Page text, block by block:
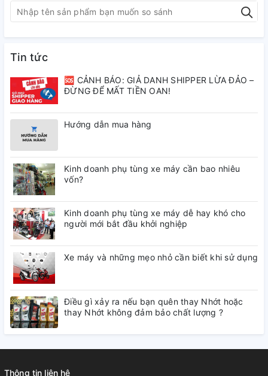
Tin tức
🆘 CẢNH BÁO: GIẢ DANH SHIPPER LỪA ĐẢO –
ĐỪNG ĐỂ MẤT TIỀN OAN!
Hướng dẫn mua hàng
Kinh doanh phụ tùng xe máy cần bao nhiêu
vốn?
Kinh doanh phụ tùng xe máy dễ hay khó cho
người mới bắt đầu khởi nghiệp
Xe máy và những mẹo nhỏ cần biết khi sử dụng
Điều gì xảy ra nếu bạn quên thay Nhớt hoặc
thay Nhớt không đảm bảo chất lượng ?
Thông tin liên hệ